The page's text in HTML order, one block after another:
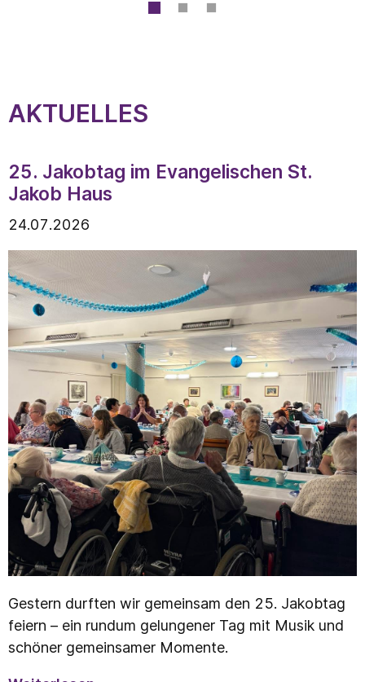
1 2 3
AKTUELLES
25. Jakobtag im Evangelischen St.
Jakob Haus
24.07.2026
Gestern durften wir gemeinsam den 25. Jakobtag
feiern – ein rundum gelungener Tag mit Musik und
schöner gemeinsamer Momente.